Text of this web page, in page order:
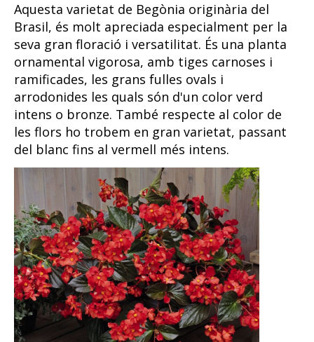
Aquesta varietat de Begònia originària del
Brasil, és molt apreciada especialment per la
seva gran floració i versatilitat. És una planta
ornamental vigorosa, amb tiges carnoses i
ramificades, les grans fulles ovals i
arrodonides les quals són d'un color verd
intens o bronze. També respecte al color de
les flors ho trobem en gran varietat, passant
del blanc fins al vermell més intens.